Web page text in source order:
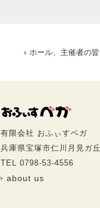
ホール、主催者の
有限会社 おふぃすベガ
兵庫県宝塚市仁川月見ガ
TEL 0798-53-4556
about us